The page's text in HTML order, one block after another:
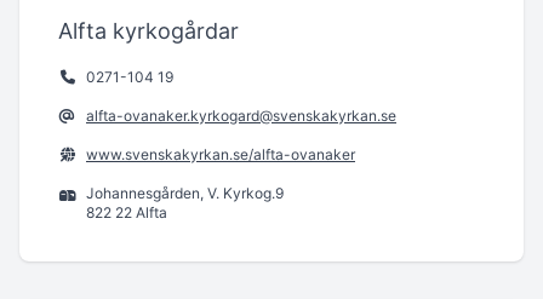
Alfta kyrkogårdar
0271-104 19
alfta-ovanaker.kyrkogard@svenskakyrkan.se
www.svenskakyrkan.se/alfta-ovanaker
Johannesgården, V. Kyrkog.9
822 22 Alfta